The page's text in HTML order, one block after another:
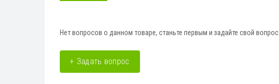
Нет вопросов о данном товаре, станьте первым и задайте свой вопрос.
+ Задать вопрос